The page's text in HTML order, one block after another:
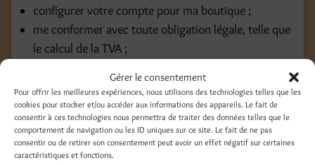
Gérer le consentement
Pour offrir les meilleures expériences, nous utilisons des technologies telles que les
cookies pour stocker et/ou accéder aux informations des appareils. Le fait de
consentir à ces technologies nous permettra de traiter des données telles que le
comportement de navigation ou les ID uniques sur ce site. Le fait de ne pas
consentir ou de retirer son consentement peut avoir un effet négatif sur certaines
caractéristiques et fonctions.
configurer votre compte pour ma boutique ;
me conformer avec toute obligation légale, telle que
le calcul de la TVA ;
vous envoyer des messages marketing, si vous
choisissez dʼen recevoir.
Si vous créez un compte client, votre nom, adresse
postale, adresse de messagerie et numéro de